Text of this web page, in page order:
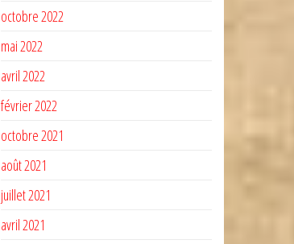
octobre 2022
mai 2022
avril 2022
février 2022
octobre 2021
août 2021
juillet 2021
avril 2021